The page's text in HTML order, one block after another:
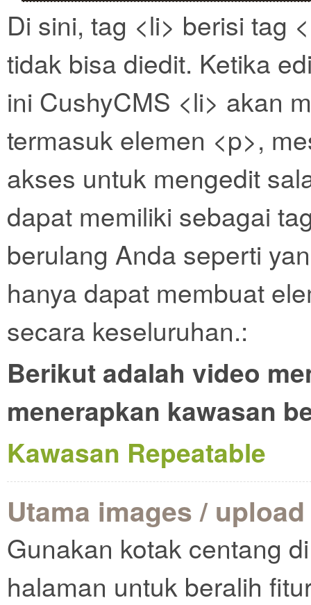
Di sini, tag <li> berisi tag
tidak bisa diedit. Ketika
ini CushyCMS <li> akan
termasuk elemen <p>,
akses untuk mengedit
dapat memiliki sebagai
berulang Anda seperti
hanya dapat membuat
secara keseluruhan.:
Berikut adalah video
menerapkan kawasan
Kawasan Repeatable
Utama images / upload
Gunakan kotak centang
halaman untuk beralih